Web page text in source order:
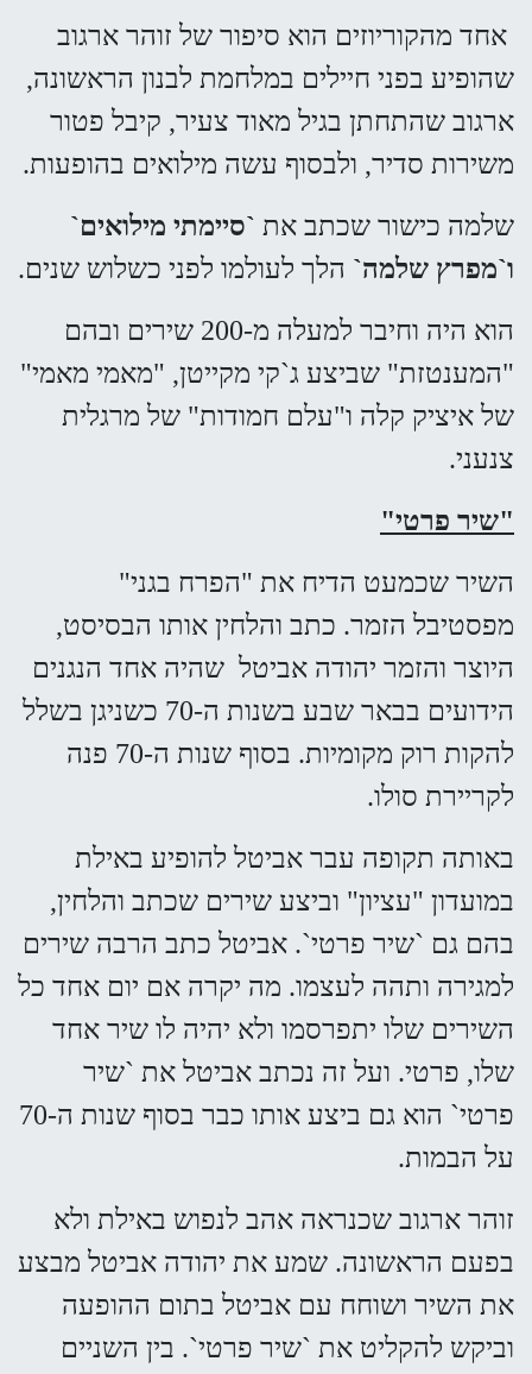
אחד מהקוריוזים הוא סיפור של זוהר ארגוב
שהופיע בפני חיילים במלחמת לבנון הראשונה,
ארגוב שהתחתן בגיל מאוד צעיר, קיבל פטור
משירות סדיר, ולבסוף עשה מילואים בהופעות.
שלמה כישור שכתב את `סיימתי מילואים`
ו`מפרץ שלמה` הלך לעולמו לפני כשלוש שנים.
הוא היה וחיבר למעלה מ-200 שירים ובהם
"המענטזת" שביצע ג`קי מקייטן, "מאמי מאמי"
של איציק קלה ו"עלם חמודות" של מרגלית
צנעני.
"שיר פרטי"
השיר שכמעט הדיח את "הפרח בגני"
מפסטיבל הזמר. כתב והלחין אותו הבסיסט,
היוצר והזמר יהודה אביטל שהיה אחד הנגנים
הידועים בבאר שבע בשנות ה-70 כשניגן בשלל
להקות רוק מקומיות. בסוף שנות ה-70 פנה
לקריירת סולו.
באותה תקופה עבר אביטל להופיע באילת
במועדון "עציון" וביצע שירים שכתב והלחין,
בהם גם `שיר פרטי`. אביטל כתב הרבה שירים
למגירה ותהה לעצמו. מה יקרה אם יום אחד כל
השירים שלו יתפרסמו ולא יהיה לו שיר אחד
שלו, פרטי. ועל זה נכתב אביטל את `שיר
פרטי` הוא גם ביצע אותו כבר בסוף שנות ה-70
על הבמות.
זוהר ארגוב שכנראה אהב לנפוש באילת ולא
בפעם הראשונה. שמע את יהודה אביטל מבצע
את השיר ושוחח עם אביטל בתום ההופעה
וביקש להקליט את `שיר פרטי`. בין השניים